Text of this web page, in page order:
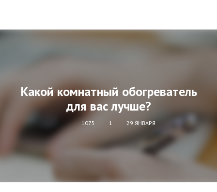
Какой комнатный обогреватель
для вас лучше?
1075 1 29 ЯНВАРЯ